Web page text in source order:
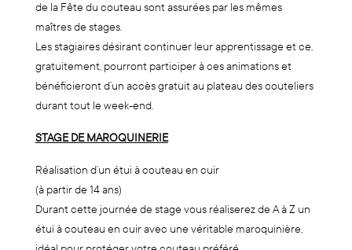
de la Fête du couteau sont assurées par les mêmes
maîtres de stages.
Les stagiaires désirant continuer leur apprentissage et ce,
gratuitement, pourront participer à ces animations et
bénéficieront d’un accès gratuit au plateau des couteliers
durant tout le week-end.
STAGE DE MAROQUINERIE
Réalisation d’un étui à couteau en cuir
(à partir de 14 ans)
Durant cette journée de stage vous réaliserez de A à Z un
étui à couteau en cuir avec une véritable maroquinière,